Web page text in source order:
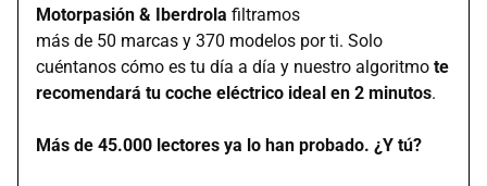
Motorpasión & Iberdrola filtramos
más de 50 marcas y 370 modelos por ti. Solo
cuéntanos cómo es tu día a día y nuestro algoritmo te
recomendará tu coche eléctrico ideal en 2 minutos.
Más de 45.000 lectores ya lo han probado. ¿Y tú?